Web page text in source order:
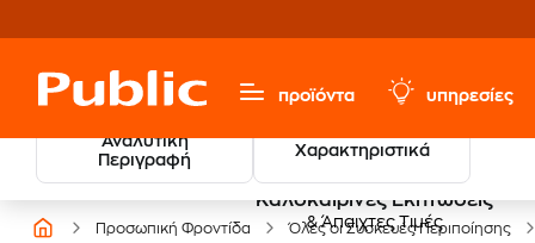
προϊόντα υπηρεσίες
Αναλυτική
Περιγραφή
Χαρακτηριστικά
Καλοκαιρινές Εκπτώσεις
& Άπαιχτες Τιμές
Προσωπική Φροντίδα Όλες οι Συσκευές Περιποίησης